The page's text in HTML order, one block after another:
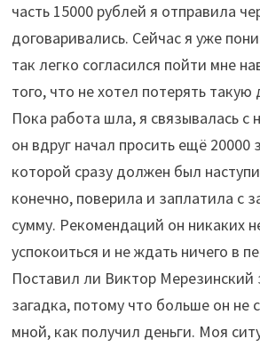
часть 15000 рублей я отправила
договаривались. Сейчас я уже
так легко согласился пойти мне
того, что не хотел потерять такую
Пока работа шла, я связывалась с
он вдруг начал просить ещё 20000
которой сразу должен был
конечно, поверила и заплатила с
сумму. Рекомендаций он никаких
успокоиться и не ждать ничего в
Поставил ли Виктор
загадка, потому что больше он не
мной, как получил деньги. Моя